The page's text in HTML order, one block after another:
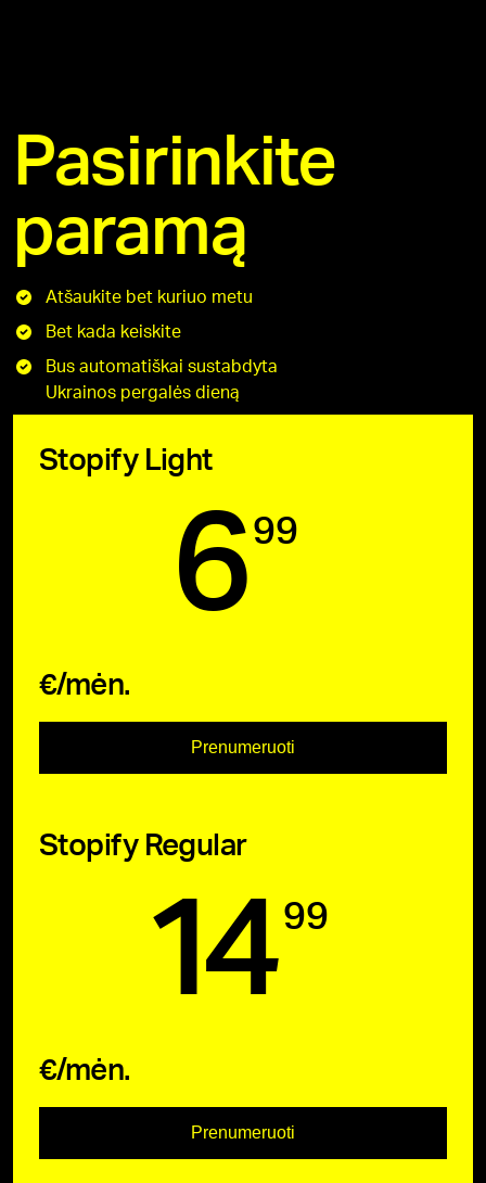
Pasirinkite
paramą
Atšaukite bet kuriuo metu
Bet kada keiskite
Bus automatiškai sustabdyta
Ukrainos pergalės dieną
Stopify Light
6 99
€/mėn.
Prenumeruoti
Stopify Regular
14 99
€/mėn.
Prenumeruoti